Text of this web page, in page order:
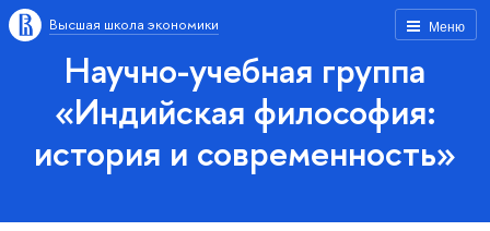
Меню
Высшая школа экономики
Научно-учебная группа
«Индийская философия:
история и современность»